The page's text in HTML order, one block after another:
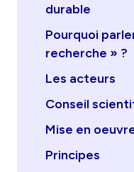
durable
Pourquoi
recherche » ?
Les acteurs
Conseil
Mise en
Principes